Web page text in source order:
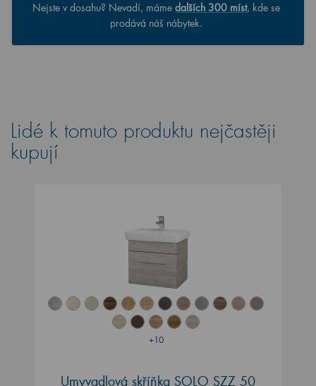
Nejste v dosahu? Nevadí, máme dalších 300 míst, kde se
prodává náš nábytek.
Lidé k tomuto produktu nejčastěji
kupují
+10
Umyvadlová skříňka SOLO SZZ 50